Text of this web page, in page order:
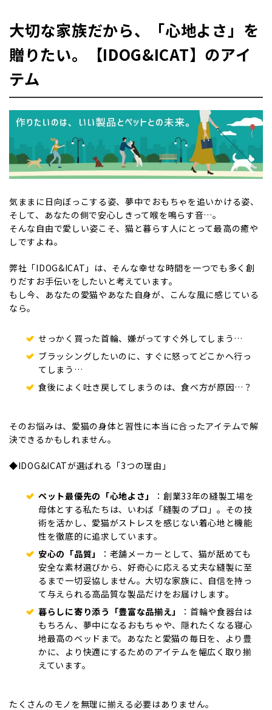
大切な家族だから、「心地よさ」を
贈りたい。【IDOG&ICAT】のアイ
テム
気ままに日向ぼっこする姿、夢中でおもちゃを追いかける姿、
そして、あなたの側で安心しきって喉を鳴らす音…。
そんな自由で愛しい姿こそ、猫と暮らす人にとって最高の癒や
しですよね。
弊社「IDOG&ICAT」は、そんな幸せな時間を一つでも多く創
りだすお手伝いをしたいと考えています。
もし今、あなたの愛猫やあなた自身が、こんな風に感じている
なら。
せっかく買った首輪、嫌がってすぐ外してしまう…
ブラッシングしたいのに、すぐに怒ってどこかへ行っ
てしまう…
食後によく吐き戻してしまうのは、食べ方が原因…？
そのお悩みは、愛猫の身体と習性に本当に合ったアイテムで解
決できるかもしれません。
◆IDOG&ICATが選ばれる「3つの理由」
ペット最優先の「心地よさ」
：創業33年の縫製工場を
母体とする私たちは、いわば「縫製のプロ」。その技
術を活かし、愛猫がストレスを感じない着心地と機能
性を徹底的に追求しています。
安心の「品質」
：老舗メーカーとして、猫が舐めても
安全な素材選びから、好奇心に応える丈夫な縫製に至
るまで一切妥協しません。大切な家族に、自信を持っ
て与えられる高品質な製品だけをお届けします。
暮らしに寄り添う「豊富な品揃え」
：首輪や食器台は
もちろん、夢中になるおもちゃや、隠れたくなる寝心
地最高のベッドまで。あなたと愛猫の毎日を、より豊
かに、より快適にするためのアイテムを幅広く取り揃
えています。
たくさんのモノを無理に揃える必要はありません。